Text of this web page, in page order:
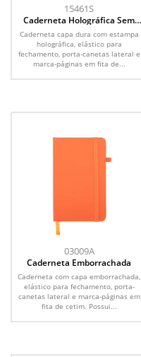
15461S
Caderneta Holográfica Sem
Pauta
Caderneta capa dura com estampa
holográfica, elástico para
fechamento, porta-canetas lateral e
marca-páginas em fita de...
03009A
Caderneta Emborrachada
Caderneta com capa emborrachada,
elástico para fechamento, porta-
canetas lateral e marca-páginas em
fita de cetim. Possui...